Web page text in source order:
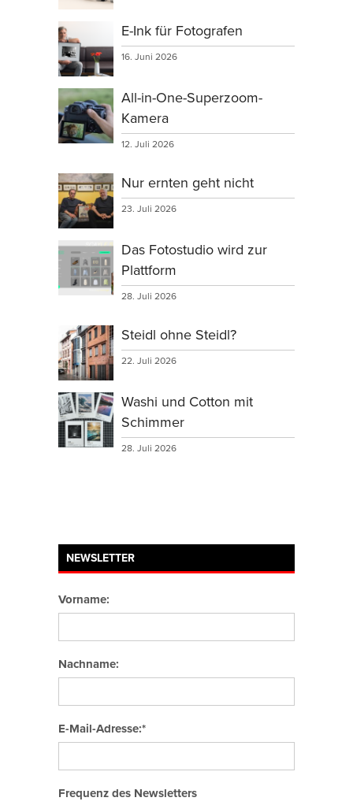
E-Ink für Fotografen
16. Juni 2026
All-in-One-Superzoom-
Kamera
12. Juli 2026
Nur ernten geht nicht
23. Juli 2026
Das Fotostudio wird zur
Plattform
28. Juli 2026
Steidl ohne Steidl?
22. Juli 2026
Washi und Cotton mit
Schimmer
28. Juli 2026
NEWSLETTER
Vorname:
Nachname:
E-Mail-Adresse:*
Frequenz des Newsletters